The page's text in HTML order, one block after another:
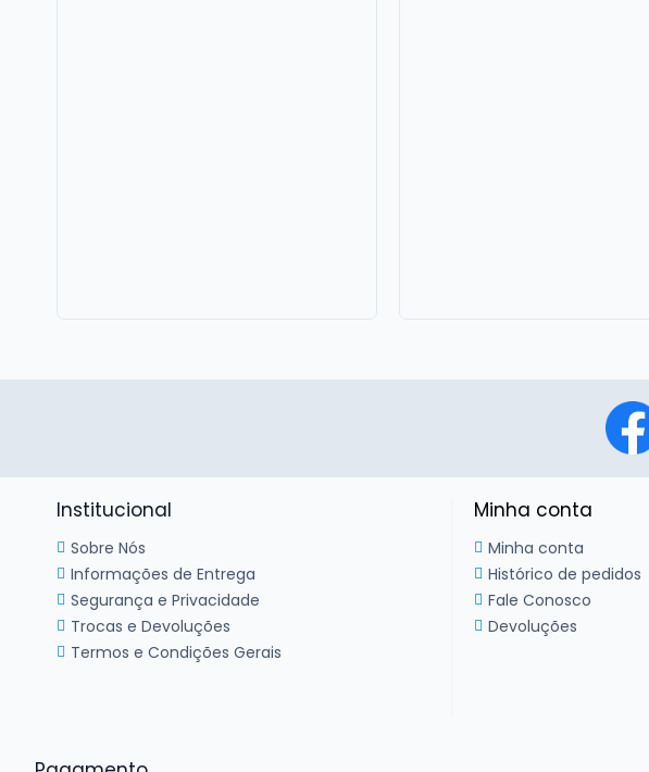
Institucional
Sobre Nós
Informações de Entrega
Segurança e Privacidade
Trocas e Devoluções
Termos e Condições Gerais
Minha conta
Minha conta
Histórico de pedidos
Fale Conosco
Devoluções